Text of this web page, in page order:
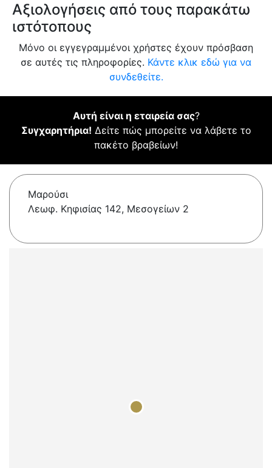
Αξιολογήσεις από τους παρακάτω
ιστότοπους
Μόνο οι εγγεγραμμένοι χρήστες έχουν πρόσβαση
σε αυτές τις πληροφορίες. Κάντε κλικ εδώ για να
συνδεθείτε.
Αυτή είναι η εταιρεία σας?
Συγχαρητήρια! Δείτε πώς μπορείτε να λάβετε το
πακέτο βραβείων!
Μαρούσι
Λεωφ. Κηφισίας 142, Μεσογείων 2